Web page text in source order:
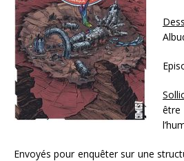
Envoyés pour enquêter sur une